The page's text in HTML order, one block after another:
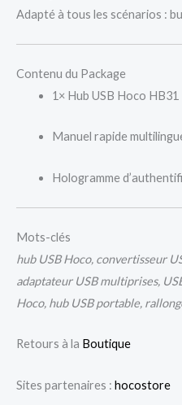
Adapté à tous les scénarios :
Contenu du Package
1× Hub USB Hoco HB31
Manuel rapide
Hologramme
Mots-clés
hub USB Hoco, convertisseur
adaptateur USB multiprises,
Hoco, hub USB portable,
Retours à la Boutique
Sites partenaires : hocostore